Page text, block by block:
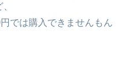
では購入できませんもん